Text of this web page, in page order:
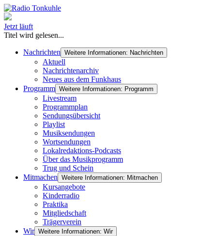
Jetzt läuft
Titel wird gelesen...
Nachrichten Weitere Informationen: Nachrichten
Aktuell
Nachrichtenarchiv
Neues aus dem Funkhaus
Programm Weitere Informationen: Programm
Livestream
Programmplan
Sendungsübersicht
Playlist
Musiksendungen
Wortsendungen
Lokalredaktions-Podcasts
Über das Musikprogramm
Trug und Schein
Mitmachen Weitere Informationen: Mitmachen
Kursangebote
Kinderradio
Praktika
Mitgliedschaft
Trägerverein
Wir Weitere Informationen: Wir